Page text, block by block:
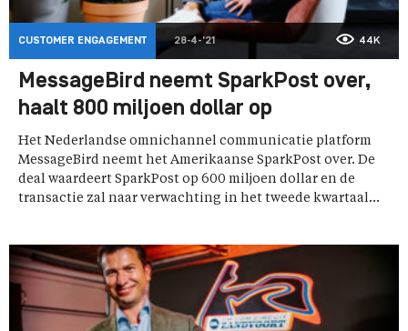
CUSTOMER ENGAGEMENT 28-4-'21 44K
MessageBird neemt SparkPost over,
haalt 800 miljoen dollar op
Het Nederlandse omnichannel communicatie platform
MessageBird neemt het Amerikaanse SparkPost over. De
deal waardeert SparkPost op 600 miljoen dollar en de
transactie zal naar verwachting in het tweede kwartaal...